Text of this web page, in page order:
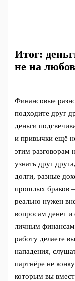
Итог:
не на
Финансовые
подходите друг
деньги
и привычки ещё
этим разговорам
узнать друг
долги, разные
прошлых браков
реально нужен
вопросам денег
личным
работу делаете
нападения,
партнёре не
которым вы